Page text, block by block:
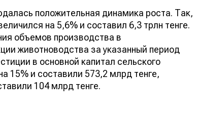
положительная динамика роста. Так,
на 5,6% и составил 6,3 трлн тенге.
объемов производства в
животноводства за указанный период
в основной капитал сельского
15% и составили 573,2 млрд тенге,
104 млрд тенге.